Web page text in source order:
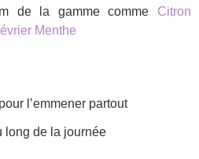
de la gamme comme Citron
Menthe
l’emmener partout
long de la journée